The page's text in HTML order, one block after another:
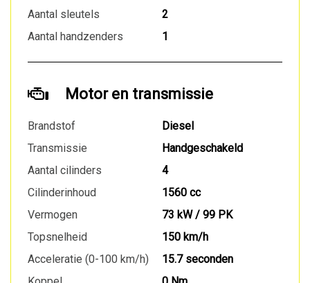
Aantal sleutels
2
Aantal handzenders
1
Motor en transmissie
Brandstof
Diesel
Transmissie
Handgeschakeld
Aantal cilinders
4
Cilinderinhoud
1560 cc
Vermogen
73 kW / 99 PK
Topsnelheid
150 km/h
Acceleratie (0-100 km/h)
15.7 seconden